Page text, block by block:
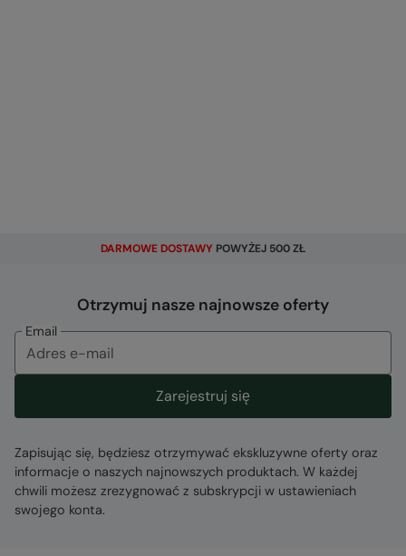
DARMOWE DOSTAWY POWYŻEJ 500 ZŁ
Otrzymuj nasze najnowsze oferty
Email
Zarejestruj się
Zapisując się, będziesz otrzymywać ekskluzywne oferty oraz
informacje o naszych najnowszych produktach. W każdej
chwili możesz zrezygnować z subskrypcji w ustawieniach
swojego konta.